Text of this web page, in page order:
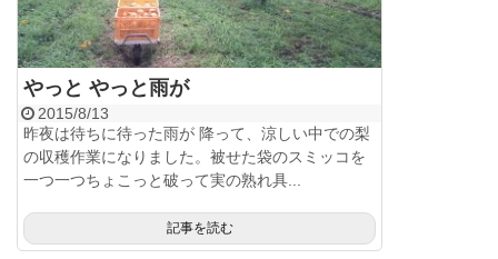
やっと やっと雨が
2015/8/13
昨夜は待ちに待った雨が 降って、涼しい中での梨
の収穫作業になりました。被せた袋のスミッコを
一つ一つちょこっと破って実の熟れ具...
記事を読む